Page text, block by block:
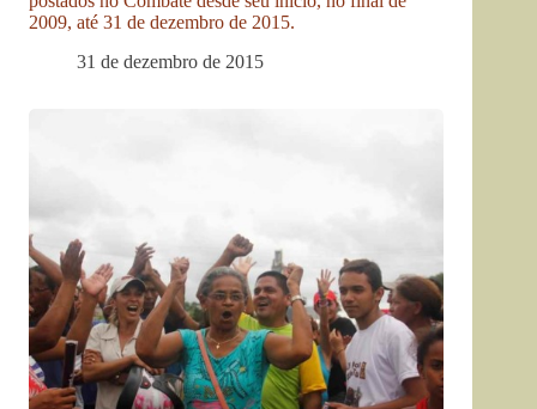
2009, até 31 de dezembro de 2015.
31 de dezembro de 2015